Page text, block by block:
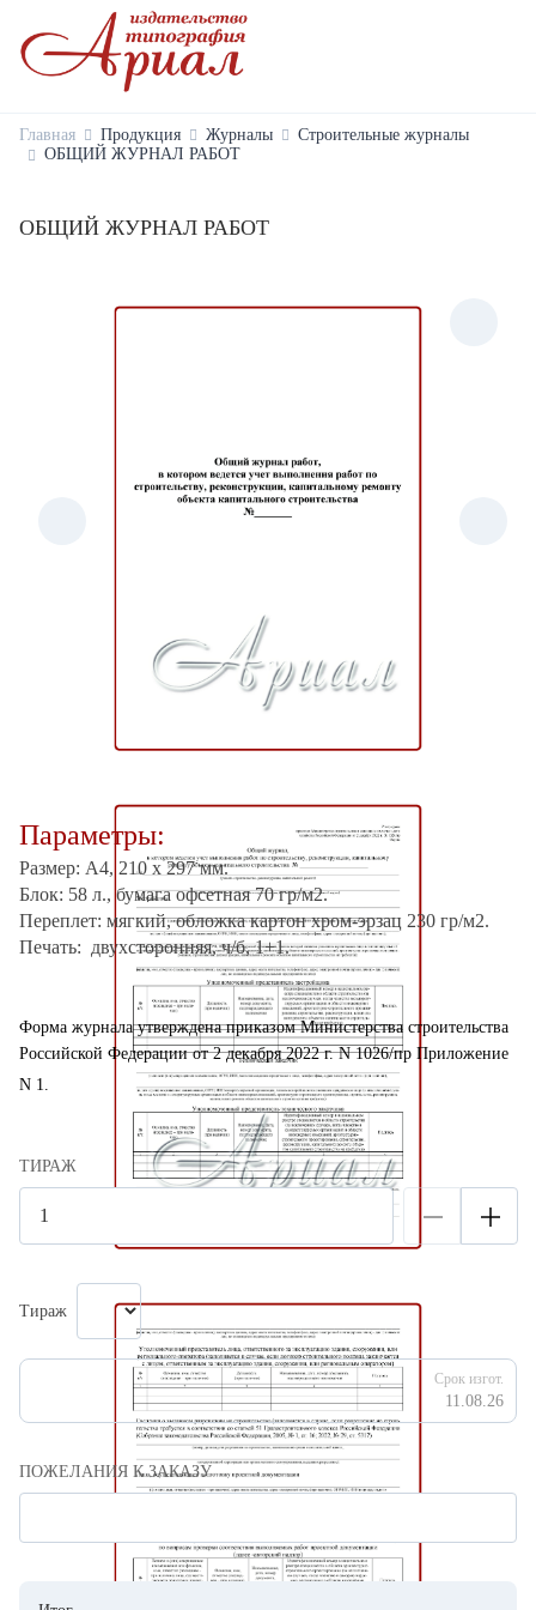
Главная Продукция Журналы
Строительные журналы
ОБЩИЙ ЖУРНАЛ РАБОТ
ОБЩИЙ ЖУРНАЛ РАБОТ
Параметры:
Размер: А4, 210 х 297 мм.
Блок: 58 л., бумага офсетная 70 гр/м2.
Переплет: мягкий, обложка картон хром-эрзац 230 гр/м2.
Печать: двухсторонняя, ч/б, 1+1.
Форма журнала утверждена приказом Министерства строительства
Российской Федерации от 2 декабря 2022 г. N 1026/пр Приложение
N 1.
ТИРАЖ
Тираж
Срок изгот.
11.08.26
ПОЖЕЛАНИЯ К ЗАКАЗУ